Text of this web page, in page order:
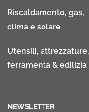
Riscaldamento, gas,
clima e solare
Utensili, attrezzature,
ferramenta & edilizia
NEWSLETTER